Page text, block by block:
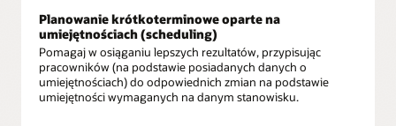
Planowanie krótkoterminowe oparte na
umiejętnościach (scheduling)
Pomagaj w osiąganiu lepszych rezultatów, przypisując
pracowników (na podstawie posiadanych danych o
umiejętnościach) do odpowiednich zmian na podstawie
umiejętności wymaganych na danym stanowisku.